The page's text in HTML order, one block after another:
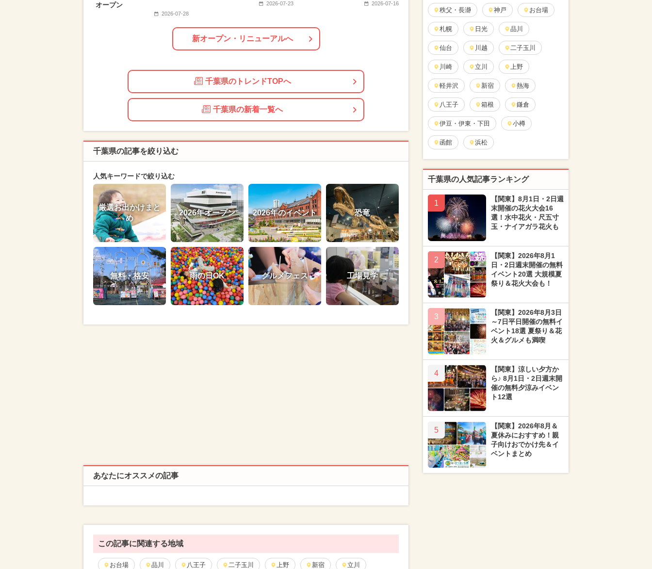
オープン
2026-07-28
2026-07-23 2026-07-16
新オープン・リニューアルへ
千葉県のトレンドTOPへ
千葉県の新着一覧へ
千葉県の記事を絞り込む
人気キーワードで絞り込む
厳選お出かけまと
め
2026年オープン 2026年のイベント 恐竜
無料・格安 雨の日OK グルメフェス 工場見学
あなたにオススメの記事
この記事に関連する地域
お台場 品川 八王子 二子玉川 上野 新宿 立川
秩父・長瀞 神戸 お台場
札幌 日光 品川
仙台 川越 二子玉川
川崎 立川 上野
軽井沢 新宿 熱海
八王子 箱根 鎌倉
伊豆・伊東・下田 小樽
函館 浜松
千葉県の人気記事ランキング
1
【関東】8月1日・2日週
末開催の花火大会16
選！水中花火・尺五寸
玉・ナイアガラ花火も
2
【関東】2026年8月1
日・2日週末開催の無料
イベント20選 大規模夏
祭り＆花火大会も！
3
【関東】2026年8月3日
～7日平日開催の無料イ
ベント18選 夏祭り＆花
火＆グルメも満喫
4
【関東】涼しい夕方か
ら♪ 8月1日・2日週末開
催の無料夕涼みイベン
ト12選
5
【関東】2026年8月＆
夏休みにおすすめ！親
子向けおでかけ先＆イ
ベントまとめ